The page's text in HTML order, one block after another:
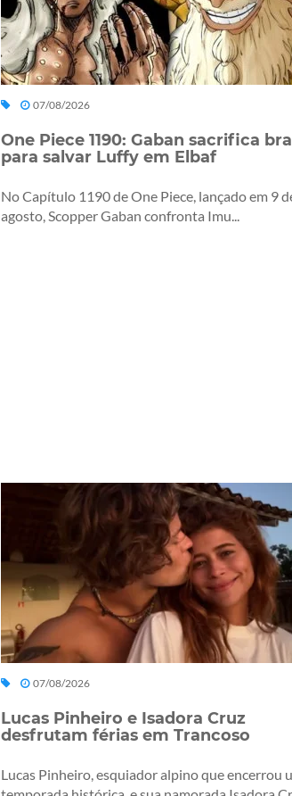
07/08/2026
One Piece 1190: Gaban sacrifica
para salvar Luffy em Elbaf
No Capítulo 1190 de One Piece, lançado em 9
agosto, Scopper Gaban confronta Imu...
07/08/2026
Lucas Pinheiro e Isadora Cruz
desfrutam férias em Trancoso
Lucas Pinheiro, esquiador alpino que encerrou